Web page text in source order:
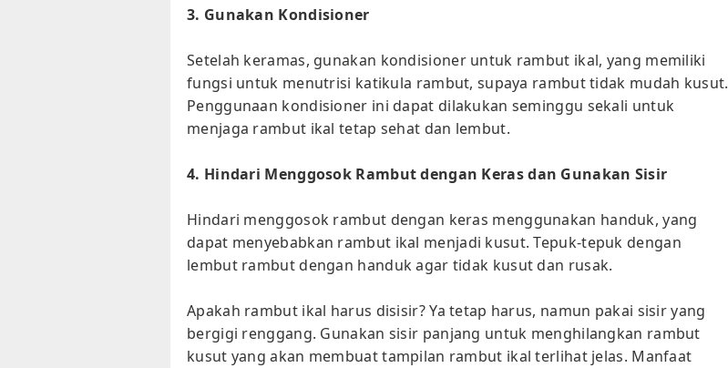
3. Gunakan Kondisioner
Setelah keramas, gunakan kondisioner untuk rambut ikal, yang memiliki
fungsi untuk menutrisi katikula rambut, supaya rambut tidak mudah kusut.
Penggunaan kondisioner ini dapat dilakukan seminggu sekali untuk
menjaga rambut ikal tetap sehat dan lembut.
4. Hindari Menggosok Rambut dengan Keras dan Gunakan Sisir
Hindari menggosok rambut dengan keras menggunakan handuk, yang
dapat menyebabkan rambut ikal menjadi kusut. Tepuk-tepuk dengan
lembut rambut dengan handuk agar tidak kusut dan rusak.
Apakah rambut ikal harus disisir? Ya tetap harus, namun pakai sisir yang
bergigi renggang. Gunakan sisir panjang untuk menghilangkan rambut
kusut yang akan membuat tampilan rambut ikal terlihat jelas. Manfaat